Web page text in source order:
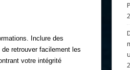
Inclure des
retrouver facilement les
votre intégrité